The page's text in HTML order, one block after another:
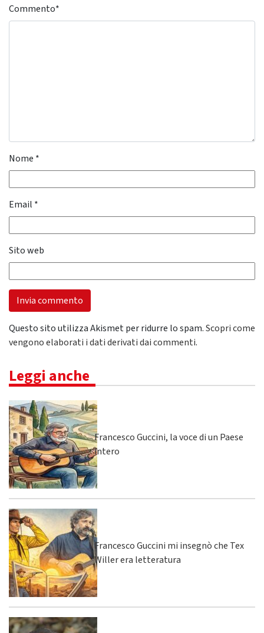
Commento*
Nome *
Email *
Sito web
Questo sito utilizza Akismet per ridurre lo spam.Scopri come
vengono elaborati i dati derivati dai commenti.
Leggi anche
Francesco Guccini, la voce di un Paese
intero
Francesco Guccini mi insegnò che Tex
Willer era letteratura